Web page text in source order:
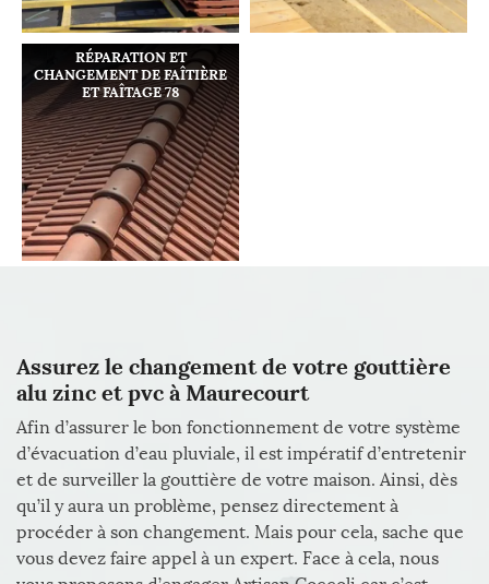
RÉPARATION ET
CHANGEMENT DE FAÎTIÈRE
ET FAÎTAGE 78
Assurez le changement de votre gouttière
alu zinc et pvc à Maurecourt
Afin d’assurer le bon fonctionnement de votre système
d’évacuation d’eau pluviale, il est impératif d’entretenir
et de surveiller la gouttière de votre maison. Ainsi, dès
qu’il y aura un problème, pensez directement à
procéder à son changement. Mais pour cela, sache que
vous devez faire appel à un expert. Face à cela, nous